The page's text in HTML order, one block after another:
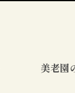
美老園